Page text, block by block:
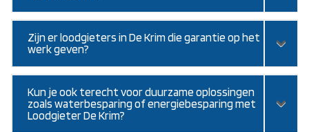
Zijn er loodgieters in De Krim die garantie op het
werk geven?
Kun je ook terecht voor duurzame oplossingen
zoals waterbesparing of energiebesparing met
Loodgieter De Krim?